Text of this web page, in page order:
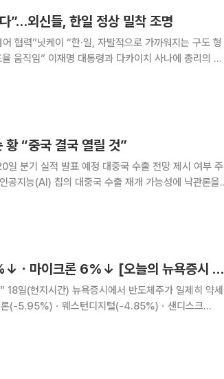
”…외신들, 한일 정상 밀착 조명
협력”닛케이 “한·일, 자발적으로 가까워지는 구도 형
사나에 총리의 한
력 강화에 나서
“중국 결국 열릴 것”
일 분기 실적 발표 예정 대중국 수출 전망 제시 여부 주
예정된 엔비디아 실
미 반도체주 울상⋯시게이트 7%↓ㆍ마이크론 6%↓ [오늘의 뉴욕증시 무버]